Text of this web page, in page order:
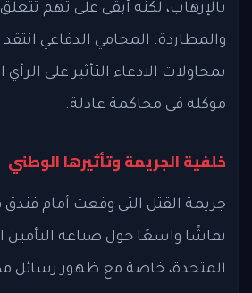
بالإرهاب، لكنه أبقى على تهم
والمطاردة. المحامي الدفاعي
بمحاولات الادعاء التأثير على
موكله في محاكمة عادلة.
خلفية الجريمة وتأثيرها الوطني
جريمة القتل التي وقعت أمام فندق
نقاشًا واسعًا حول صناعة التأمين
المتحدة، خاصة مع ظهور رسائل